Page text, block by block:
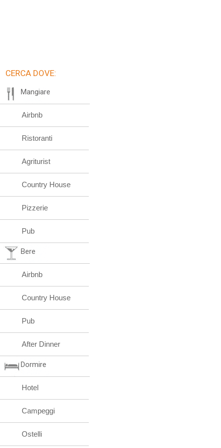
CERCA DOVE:
Mangiare
Airbnb
Ristoranti
Agriturist
Country House
Pizzerie
Pub
Bere
Airbnb
Country House
Pub
After Dinner
Dormire
Hotel
Campeggi
Ostelli